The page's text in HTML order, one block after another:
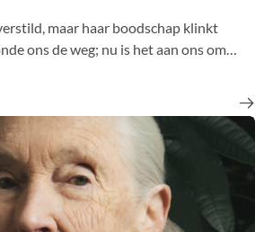
maar haar boodschap klinkt
ons de weg; nu is het aan ons om
zetten.